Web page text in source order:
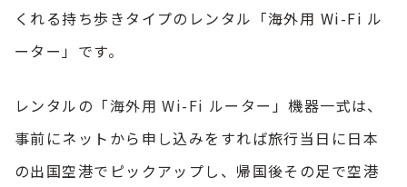
くれる持ち歩きタイプのレンタル「海外用 Wi-Fi ル
ーター」です。
レンタルの「海外用 Wi-Fi ルーター 」機器一式は、
事前にネットから申し込みをすれば旅行当日に日本
の出国空港でピックアップし、帰国後その足で空港